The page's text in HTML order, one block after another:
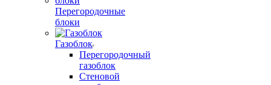
Перегородочные
блоки
Газоблок
Перегородочный
газоблок
Стеновой